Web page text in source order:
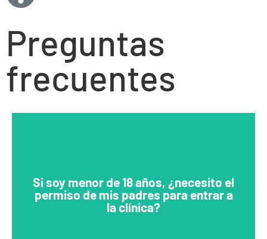
Preguntas
frecuentes
Si soy menor de 18 años, ¿necesito el
permiso de mis padres para entrar a
la clínica?
No. Puede llamar al 920-731-4354 y programar su
propia cita. Las pruebas y el tratamiento son
confidenciales y gratuitos.